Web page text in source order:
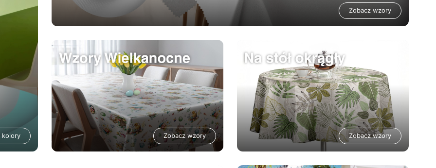
kolory
Zobacz wzory
Zobacz wzory Zobacz wzory